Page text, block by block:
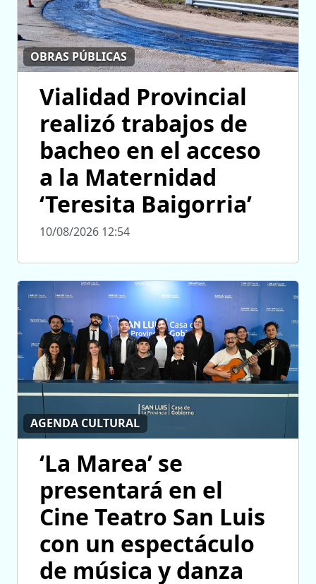
OBRAS PÚBLICAS
Vialidad Provincial
realizó trabajos de
bacheo en el acceso
a la Maternidad
‘Teresita Baigorria’
10/08/2026 12:54
AGENDA CULTURAL
‘La Marea’ se
presentará en el
Cine Teatro San Luis
con un espectáculo
de música y danza